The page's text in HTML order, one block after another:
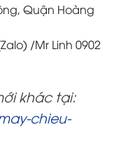
Quận Hoàng
/Mr Linh 0902
khác tại:
chieu-